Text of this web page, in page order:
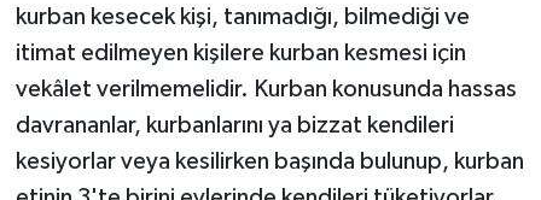
kurban kesecek kişi, tanımadığı, bilmediği ve
itimat edilmeyen kişilere kurban kesmesi için
vekâlet verilmemelidir. Kurban konusunda hassas
davrananlar, kurbanlarını ya bizzat kendileri
kesiyorlar veya kesilirken başında bulunup, kurban